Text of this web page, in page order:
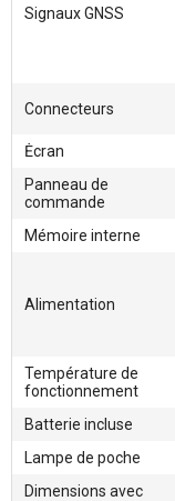
Signaux GNSS
Connecteurs
Ėcran
Panneau de
commande
Mémoire interne
Alimentation
Température de
fonctionnement
Batterie incluse
Lampe de poche
Dimensions avec